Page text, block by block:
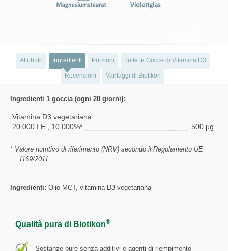
Attributo Ingredienti Porzioni Tutte le Gocce di Vitamina D3
Recensioni Vantaggi di Biotikon
Ingredienti 1 goccia (ogni 20 giorni):
Vitamina D3 vegetariana
20.000 I.E., 10.000%*
500 μg
* Valore nutritivo di riferimento (NRV) secondo il Regolamento UE
1169/2011
Ingredienti: Olio MCT, vitamina D3 vegetariana
Qualità pura di Biotikon®
Sostanze pure senza additivi e agenti di riempimento